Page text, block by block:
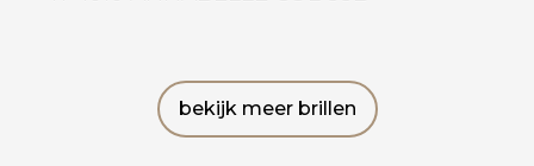
bekijk meer brillen